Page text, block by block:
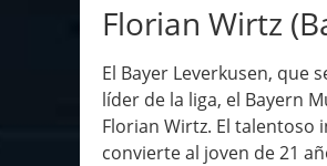
Florian Wirtz
El Bayer Leverkusen, que
líder de la liga, el Bayern
Florian Wirtz. El talentoso
convierte al joven de 21